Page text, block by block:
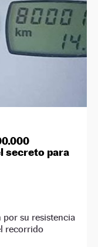
secreto para
por su resistencia
recorrido